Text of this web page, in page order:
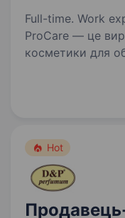
Full-time. Work
ProCare — це
косметики для
Hot